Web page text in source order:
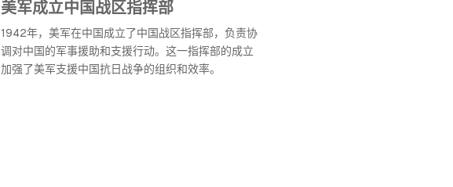
美军成立中国战区指挥部
1942年，美军在中国成立了中国战区指挥部，负责协
调对中国的军事援助和支援行动。这一指挥部的成立
加强了美军支援中国抗日战争的组织和效率。